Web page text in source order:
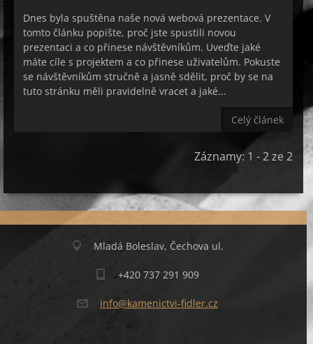
Dnes byla spuštěna naše nová webová prezentace. V
tomto článku popište, proč jste spustili novou
prezentaci a co přinese návštěvníkům. Uveďte jaké
máte cíle s projektem a co přinese uživatelům. Pokuste
se návštěvníkům stručně a jasně sdělit, proč by se na
tuto stránku měli pravidelně vracet a jaké...
Celý článek
Záznamy: 1 - 2 ze 2
Mladá Boleslav, Čechova ul.
+420 737 291 909
info@kamenictvi-fidler.cz